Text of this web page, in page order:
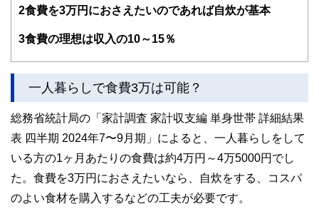
得者を中心に「お金や暮らし」に関する書籍・雑誌の編集経
験者で構成され、企画立案から記事掲載まですべての工程に
ドバイザー、DCプランナー、公認会計士、社会保険労務
士、行政書士、投資アナリスト、キャリアコンサルタントな
かしく感じられる年金や税金、相続、保険、ローンなどの話
をわかりやすく発信している点です。
このように編集経験豊富なメンバーと金融や経済に精通した
やすさはもちろんのこと、読み応えのあるコンテンツと確か
な情報発信を実現しています。
2食費を3万円におさえたいのであれば自炊が基本
3食費の理想は収入の10～15％
一人暮らしで食費3万は可能？
総務省統計局の「家計調査 家計収支編 単身世帯 詳細結果
表 四半期 2024年7〜9月期」によると、一人暮らしをして
いる方の1ヶ月あたりの食費は約4万円～4万5000円でし
た。食費を3万円におさえたいなら、自炊をする、コスパ
のよい食材を購入するなどの工夫が必要です。